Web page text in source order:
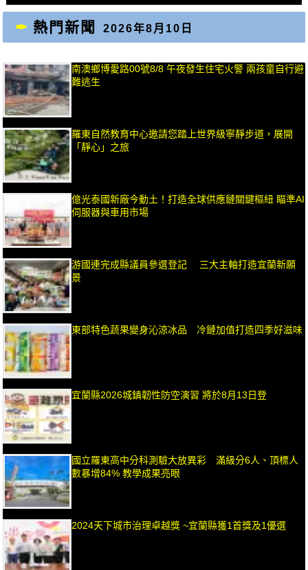
熱門新聞 2026年8月10日
南澳鄉博愛路00號8/8 午夜發生住宅火警 兩孩童自行避
難逃生
羅東自然教育中心邀請您踏上世界級寧靜步道，展開
「靜心」之旅
億光泰國新廠今動土！打造全球供應鏈關鍵樞紐 瞄準AI
伺服器與車用市場
游國連完成縣議員參選登記 三大主軸打造宜蘭新願
景
東部特色蔬果變身沁涼冰品 冷鏈加值打造四季好滋味
宜蘭縣2026城鎮韌性防空演習 將於8月13日登
國立羅東高中分科測驗大放異彩 滿級分6人、頂標人
數暴增84% 教學成果亮眼
2024天下城市治理卓越獎 ~宜蘭縣獲1首獎及1優選